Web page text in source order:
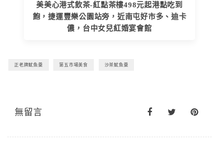
美美心港式飲茶-紅點茶樓498元起港點吃到
飽，捷運豐樂公園站旁，近南屯好市多、迪卡
儂，台中女兒紅婚宴會館
正老牌魷魚羹 第五市場美食 沙茶魷魚羹
無留言